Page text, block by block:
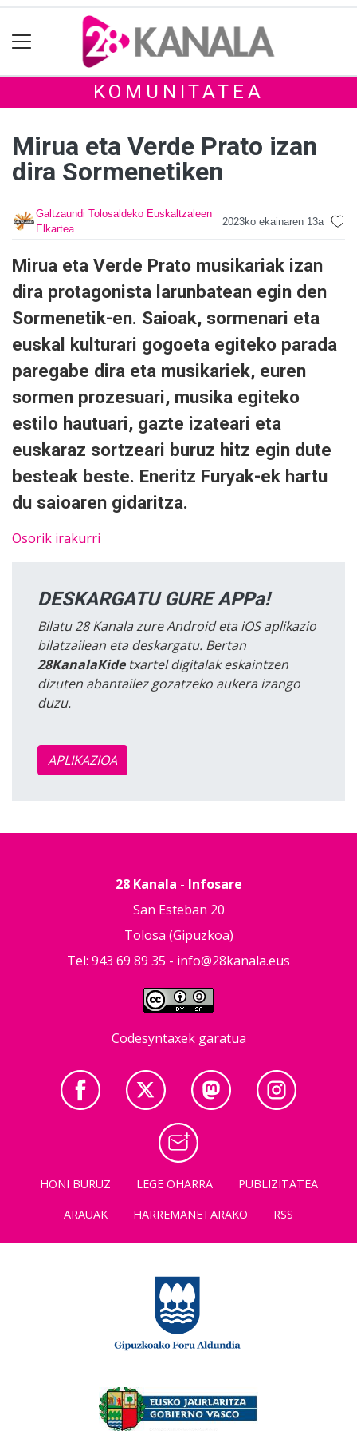
KOMUNITATEA
Mirua eta Verde Prato izan
dira Sormenetiken
Galtzaundi Tolosaldeko Euskaltzaleen
Elkartea
2023ko ekainaren 13a
Mirua eta Verde Prato musikariak izan
dira protagonista larunbatean egin den
Sormenetik-en. Saioak, sormenari eta
euskal kulturari gogoeta egiteko parada
paregabe dira eta musikariek, euren
sormen prozesuari, musika egiteko
estilo hautuari, gazte izateari eta
euskaraz sortzeari buruz hitz egin dute
besteak beste. Eneritz Furyak-ek hartu
du saioaren gidaritza.
Osorik irakurri
DESKARGATU GURE APPa!
Bilatu 28 Kanala zure Android eta iOS aplikazio
bilatzailean eta deskargatu. Bertan
28KanalaKidetxartel digitalak eskaintzen
dizuten abantailez gozatzeko aukera izango
duzu.
APLIKAZIOA
28 Kanala - Infosare
San Esteban 20
Tolosa (Gipuzkoa)
Tel: 943 69 89 35 - info@28kanala.eus
Codesyntaxek garatua
HONI BURUZ LEGE OHARRA
PUBLIZITATEA
ARAUAK
HARREMANETARAKO RSS